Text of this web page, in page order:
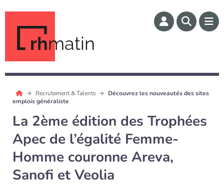
rhmatin
Recrutement & Talents
Découvrez les nouveautés des sites
emplois généraliste
La 2ème édition des Trophées
Apec de l’égalité Femme-
Homme couronne Areva,
Sanofi et Veolia